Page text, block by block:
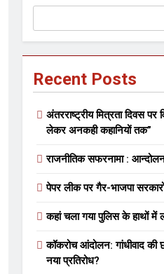
Recent Posts
अंतरराष्ट्रीय मित्रता दिवस पर
लेकर अनकही कहानियों तक”
राजनीतिक सफरनामा :
पेपर लीक पर गैर-भाजपा
कहां चला गया पुलिस के हाथों में
कॉकरोच आंदोलन: गांधीवाद की
नया प्रतिरोध?